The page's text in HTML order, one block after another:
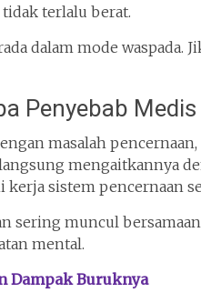
terlalu berat.
dalam mode waspada.
Penyebab Medis
masalah
mengaitkannya
sistem pencernaan
sering muncul
mental.
Dampak Buruknya